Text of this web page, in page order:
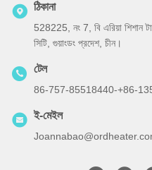
ঠিকানা
528225, নং 7, বি এরিয়া শিশান
সিটি, গুয়াংডং প্রদেশ, চীন।
টেল
86-757-85518440-+86-
ই-মেইল